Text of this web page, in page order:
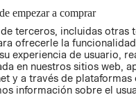
AVISO DE
COOKIES
LIBRO DE
empezar a comprar
terceros, incluidas otras
ofrecerle la
experiencia de usuario,
en nuestros sitios web,
y a través de plataformas
información sobre el